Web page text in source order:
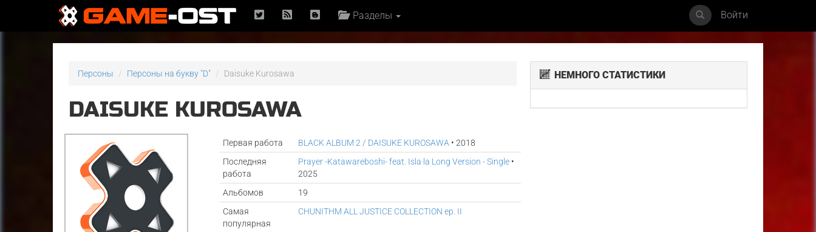
Разделы Войти
Персоны Персоны на букву "D" Daisuke Kurosawa
DAISUKE KUROSAWA
Первая работа BLACK ALBUM 2 / DAISUKE KUROSAWA • 2018
Последняя
работа
Prayer -Katawareboshi- feat. Isla·la Long Version - Single•
2025
Альбомов
19
Самая
популярная
CHUNITHM ALL JUSTICE COLLECTION ep. II
НЕМНОГО СТАТИСТИКИ